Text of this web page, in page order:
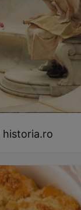
historia.ro